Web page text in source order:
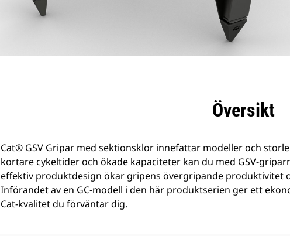
SpecifikationerÖversikt
Cat® GSV Gripar med sektionsklor innefattar modeller och
kortare cykeltider och ökade kapaciteter kan du med GSV-
effektiv produktdesign ökar gripens övergripande produktivitet
Införandet av en GC-modell i den här produktserien ger ett
Cat-kvalitet du förväntar dig.